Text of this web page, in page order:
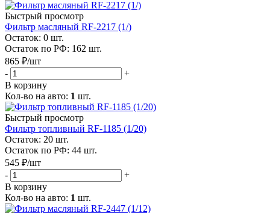
Быстрый просмотр
Фильтр масляный RF-2217 (1/)
Остаток: 0 шт.
Остаток по РФ: 162 шт.
865 ₽/шт
-
+
В корзину
Кол-во на авто: 1 шт.
Быстрый просмотр
Фильтр топливный RF-1185 (1/20)
Остаток: 20 шт.
Остаток по РФ: 44 шт.
545 ₽/шт
-
+
В корзину
Кол-во на авто: 1 шт.